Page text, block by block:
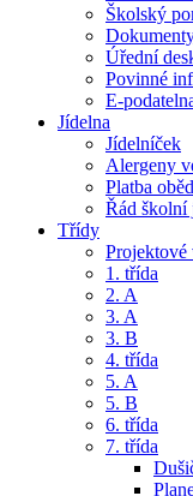
Školský
Úřední
Povinné
E-
Jídelna
Jídelníček
Alergeny
Platba
Řád školní
Třídy
1. třída
2. A
3. A
3. B
4. třída
5. A
5. B
6. třída
7. třída